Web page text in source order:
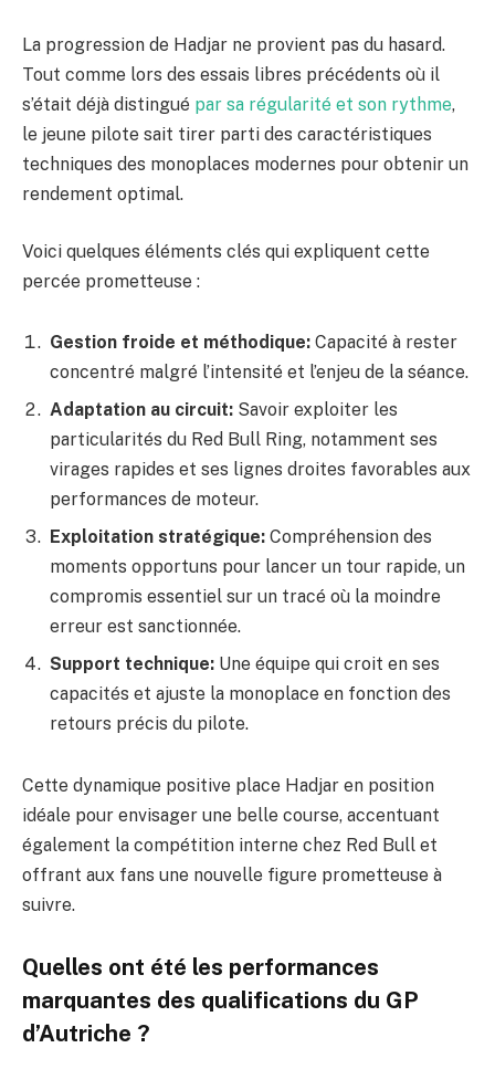
La progression de Hadjar ne provient pas du hasard.
Tout comme lors des essais libres précédents où il
s’était déjà distingué par sa régularité et son rythme,
le jeune pilote sait tirer parti des caractéristiques
techniques des monoplaces modernes pour obtenir un
rendement optimal.
Voici quelques éléments clés qui expliquent cette
percée prometteuse :
Gestion froide et méthodique: Capacité à rester
concentré malgré l’intensité et l’enjeu de la séance.
Adaptation au circuit: Savoir exploiter les
particularités du Red Bull Ring, notamment ses
virages rapides et ses lignes droites favorables aux
performances de moteur.
Exploitation stratégique: Compréhension des
moments opportuns pour lancer un tour rapide, un
compromis essentiel sur un tracé où la moindre
erreur est sanctionnée.
Support technique: Une équipe qui croit en ses
capacités et ajuste la monoplace en fonction des
retours précis du pilote.
Cette dynamique positive place Hadjar en position
idéale pour envisager une belle course, accentuant
également la compétition interne chez Red Bull et
offrant aux fans une nouvelle figure prometteuse à
suivre.
Quelles ont été les performances
marquantes des qualifications du GP
d’Autriche ?